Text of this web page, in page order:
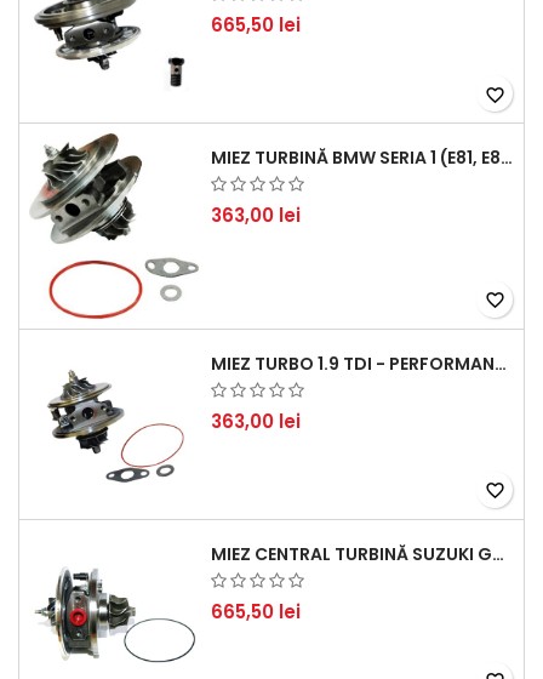
665,50 lei
favorite_border
MIEZ TURBINĂ BMW SERIA 1 (E81, E87) 120 D - CREȘTEȚI PERFORMANȚA ȘI RĂSPUNSUL MOTORULUI
363,00 lei
favorite_border
MIEZ TURBO 1.9 TDI - PERFORMANȚĂ FIABILĂ PENTRU AUDI, SEAT, SKODA ȘI VW
363,00 lei
favorite_border
MIEZ CENTRAL TURBINĂ SUZUKI GRAND ESCUDO II 1.9 DDIS TRACȚIUNE INTEGRALĂ - MOTORIZARE 1.9L, 95 KW (129 CP)
665,50 lei